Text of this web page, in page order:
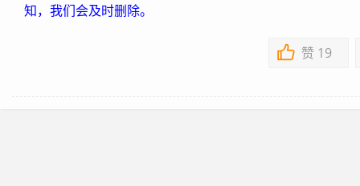
知，我们会及时删除。
赞 19